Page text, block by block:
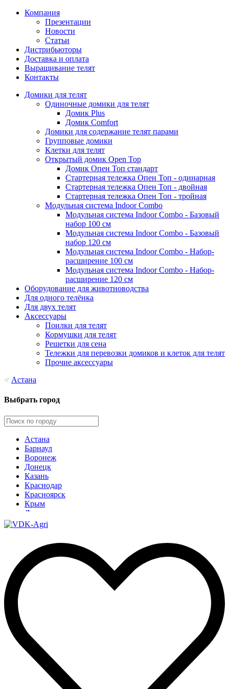
Компания
Презентации
Новости
Статьи
Дистрибьюторы
Доставка и оплата
Выращивание телят
Контакты
Домики для телят
Одиночные домики для телят
Домик Plus
Домик Comfort
Домики для содержание телят парами
Групповые домики
Клетки для телят
Открытый домик Open Top
Домик Опен Топ стандарт
Стартерная тележка Опен Топ - одинарная
Стартерная тележка Опен Топ - двойная
Стартерная тележка Опен Топ - тройная
Модульная система Indoor Combo
Модульная система Indoor Combo - Базовый
набор 100 см
Модульная система Indoor Combo - Базовый
набор 120 см
Модульная система Indoor Combo - Набор-
расширение 100 см
Модульная система Indoor Combo - Набор-
расширение 120 см
Оборудование для животноводства
Для одного телёнка
Для двух телят
Аксессуары
Поилки для телят
Кормушки для телят
Решетки для сена
Тележки для перевозки домиков и клеток для телят
Прочие аксессуары
Астана
Выбрать город
Астана
Барнаул
Воронеж
Донецк
Казань
Краснодар
Красноярск
Крым
Луганск
Москва
Нижний Новгород
Омск
Павлодар
Ростов
Ростов-на-Дону
Узбекистан
Ульяновск
Ярославль